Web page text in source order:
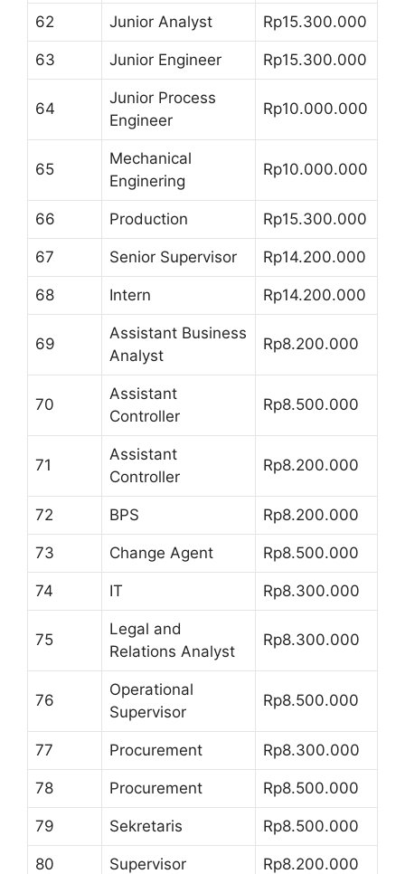
62 Junior Analyst Rp15.300.000
63 Junior Engineer Rp15.300.000
64
Junior Process
Engineer
Rp10.000.000
65
Mechanical
Enginering
Rp10.000.000
66 Production Rp15.300.000
67 Senior Supervisor Rp14.200.000
68 Intern Rp14.200.000
69
Assistant Business
Analyst
Rp8.200.000
70
Assistant
Controller
Rp8.500.000
71
Assistant
Controller
Rp8.200.000
72 BPS Rp8.200.000
73 Change Agent Rp8.500.000
74 IT Rp8.300.000
75
Legal and
Relations Analyst
Rp8.300.000
76
Operational
Supervisor
Rp8.500.000
77 Procurement Rp8.300.000
78 Procurement Rp8.500.000
79 Sekretaris Rp8.500.000
80 Supervisor Rp8.200.000